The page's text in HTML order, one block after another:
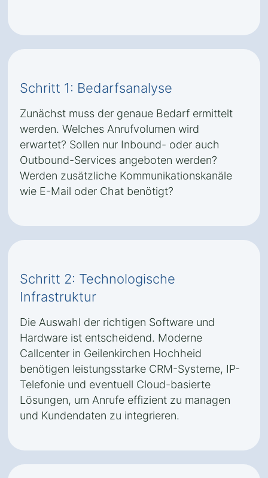
Schritt 1: Bedarfsanalyse
Zunächst muss der genaue Bedarf ermittelt
werden. Welches Anrufvolumen wird
erwartet? Sollen nur Inbound- oder auch
Outbound-Services angeboten werden?
Werden zusätzliche Kommunikationskanäle
wie E-Mail oder Chat benötigt?
Schritt 2: Technologische
Infrastruktur
Die Auswahl der richtigen Software und
Hardware ist entscheidend. Moderne
Callcenter in Geilenkirchen Hochheid
benötigen leistungsstarke CRM-Systeme, IP-
Telefonie und eventuell Cloud-basierte
Lösungen, um Anrufe effizient zu managen
und Kundendaten zu integrieren.